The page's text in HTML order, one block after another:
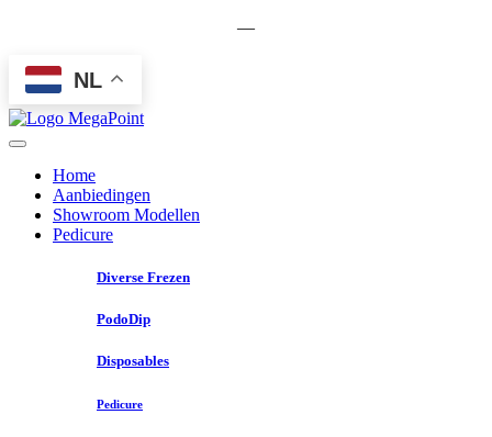
—
NL
Home
Aanbiedingen
Showroom Modellen
Pedicure
Diverse Frezen
PodoDip
Disposables
Pedicure